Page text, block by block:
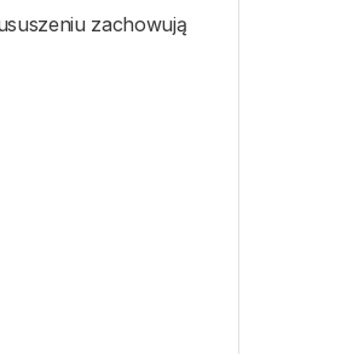
zachowują